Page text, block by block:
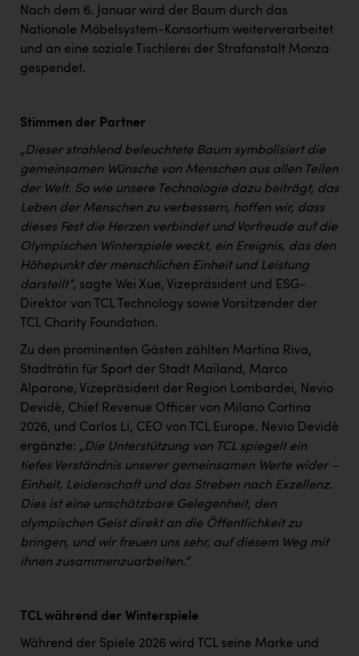
PÜSPÖK
REMAX
RE/MAX Welcome
Ruderclub Wels
SCRI - Salzburg Cancer Research Institute
SCHMACHTL GmbH
Schwingshandl - automation technology gmbh
Seher + Partner
Smurfit Westrock Nettingsdorf
TGW Logistics
TRAILOMAT & Cycling Austria
VERITAS
Vier Diamanten
Vorlagenportal
Wir besiegen Krebs
Wirtschaftskammer OÖ
z.l.ö.
Nach dem 6. Januar wird der Baum durch das
Nationale Möbelsystem-Konsortium weiterverarbeitet
und an eine soziale Tischlerei der Strafanstalt Monza
gespendet.
Stimmen der Partner
„Dieser strahlend beleuchtete Baum symbolisiert die
gemeinsamen Wünsche von Menschen aus allen Teilen
der Welt. So wie unsere Technologie dazu beiträgt, das
Leben der Menschen zu verbessern, hoffen wir, dass
dieses Fest die Herzen verbindet und Vorfreude auf die
Olympischen Winterspiele weckt, ein Ereignis, das den
Höhepunkt der menschlichen Einheit und Leistung
darstellt“, sagte Wei Xue, Vizepräsident und ESG-
Direktor von TCL Technology sowie Vorsitzender der
TCL Charity Foundation.
Zu den prominenten Gästen zählten Martina Riva,
Stadträtin für Sport der Stadt Mailand, Marco
Alparone, Vizepräsident der Region Lombardei, Nevio
Devidè, Chief Revenue Officer von Milano Cortina
2026, und Carlos Li, CEO von TCL Europe. Nevio Devidè
ergänzte: „Die Unterstützung von TCL spiegelt ein
tiefes Verständnis unserer gemeinsamen Werte wider –
Einheit, Leidenschaft und das Streben nach Exzellenz.
Dies ist eine unschätzbare Gelegenheit, den
olympischen Geist direkt an die Öffentlichkeit zu
bringen, und wir freuen uns sehr, auf diesem Weg mit
ihnen zusammenzuarbeiten.“
TCL während der Winterspiele
Während der Spiele 2026 wird TCL seine Marke und